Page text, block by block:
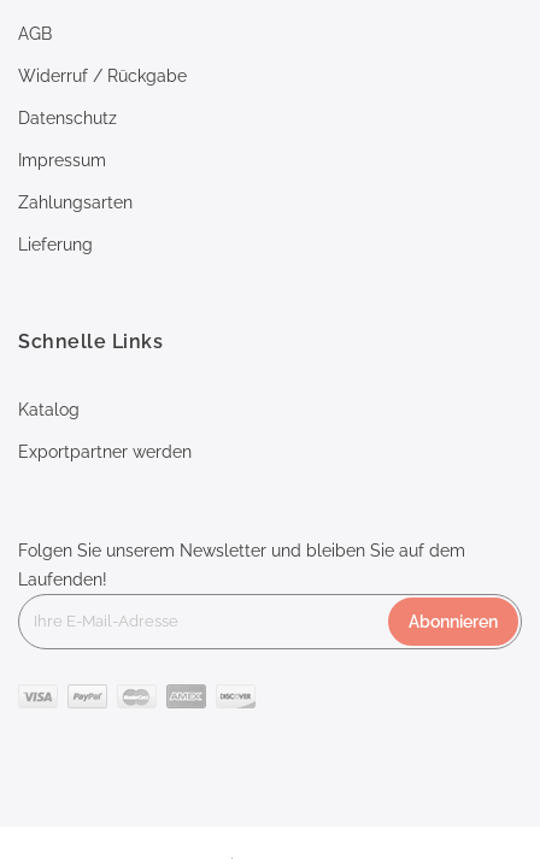
AGB
Widerruf / Rückgabe
Datenschutz
Impressum
Zahlungsarten
Lieferung
Schnelle Links
Katalog
Exportpartner werden
Folgen Sie unserem Newsletter und bleiben Sie auf dem
Laufenden!
Abonnieren